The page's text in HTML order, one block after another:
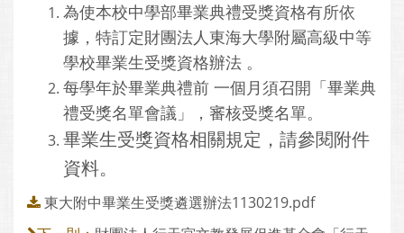
為使本校中學部畢業典禮受獎資格有所依
據，特訂定財團法人東海大學附屬高級中等
學校畢業生受獎資格辦法 。
每學年於畢業典禮前 一個月須召開「畢業典
禮受獎名單會議」，審核受獎名單。
畢業生受獎資格相關規定，請參閱附件
資料。
東大附中畢業生受獎遴選辦法1130219.pdf